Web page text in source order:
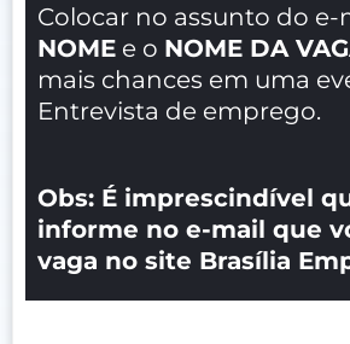
Colocar no assunto do e-
NOME e o NOME DA
mais chances em uma
Entrevista de emprego.
Obs: É imprescindível
informe no e-mail que
vaga no site Brasília